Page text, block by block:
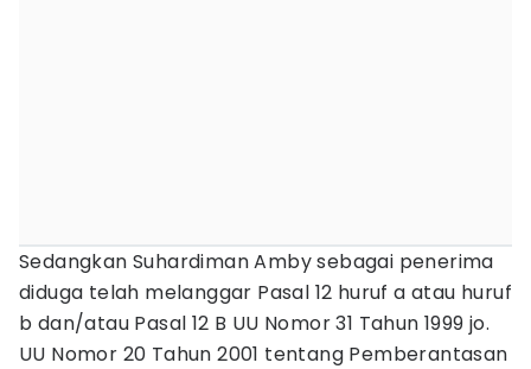
Sedangkan Suhardiman Amby sebagai penerima
diduga telah melanggar Pasal 12 huruf a atau huruf
b dan/atau Pasal 12 B UU Nomor 31 Tahun 1999 jo.
UU Nomor 20 Tahun 2001 tentang Pemberantasan